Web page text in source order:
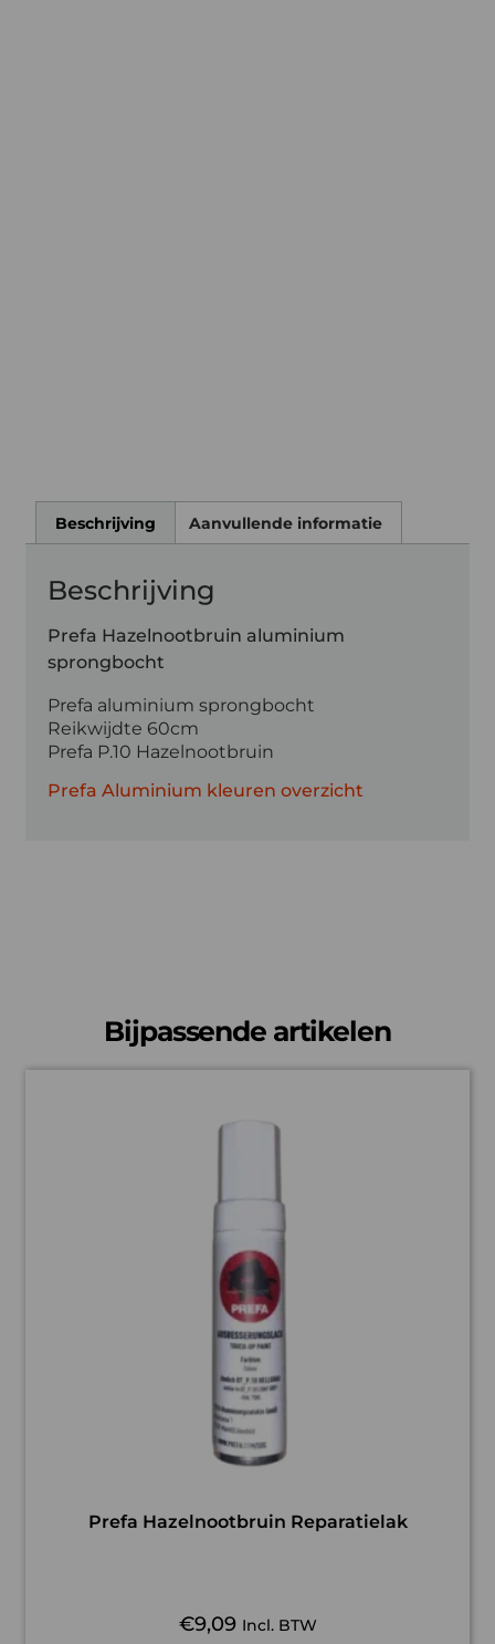
Beschrijving Aanvullende informatie
Beschrijving
Prefa Hazelnootbruin aluminium
sprongbocht
Prefa aluminium sprongbocht
Reikwijdte 60cm
Prefa P.10 Hazelnootbruin
Prefa Aluminium kleuren overzicht
Bijpassende artikelen
Prefa Hazelnootbruin Reparatielak
€9,09 Incl. BTW